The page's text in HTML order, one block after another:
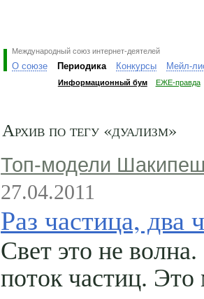
Международный союз интернет-деятелей
О союзе Периодика Конкурсы Мейл-
Информационный бум ЕЖЕ-правда
Архив по тегу «дуализм»
Топ-модели
27.04.2011
Раз частица, два
Свет это не
поток частиц.